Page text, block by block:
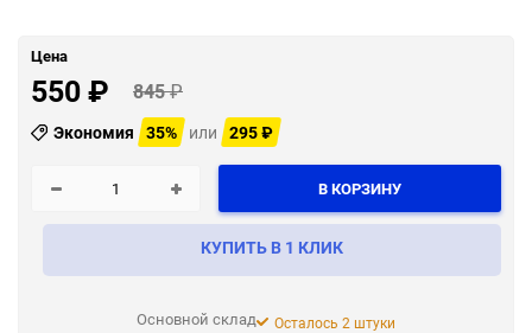
Цена
550₽ 845₽
Экономия 35% или 295₽
В КОРЗИНУ
КУПИТЬ В 1 КЛИК
Основной склад Осталось 2 штуки